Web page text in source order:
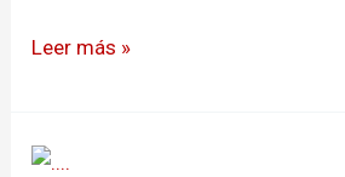
Leer más »
Avanzan